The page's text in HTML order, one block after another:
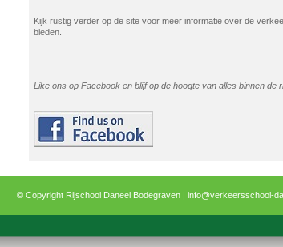
Kijk rustig verder op de site voor meer informatie over de
bieden.
Like ons op Facebook en blijf op de hoogte van alles binnen de
© Copyright Rijschool Daneel Bodegraven | info@verkeersschool-